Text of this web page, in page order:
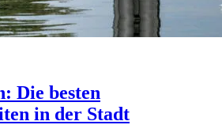
Die besten
in der Stadt